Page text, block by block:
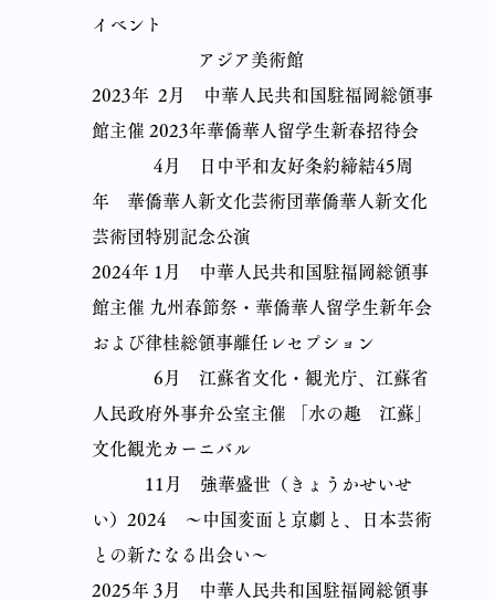
イベント
アジア美術館
2023年 2月 中華人民共和国駐福岡総領事
館主催 2023年華僑華人留学生新春招待会
4月 日中平和友好条約締結45周
年 華僑華人新文化芸術団華僑華人新文化
芸術団特別記念公演
2024年 1月 中華人民共和国駐福岡総領事
館主催 九州春節祭・華僑華人留学生新年会
および律桂総領事離任レセプション
6月 江蘇省文化・観光庁、江蘇省
人民政府外事弁公室主催 「水の趣 江蘇」
文化観光カーニバル
11月 強華盛世（きょうかせいせ
い）2024 〜中国変面と京劇と、日本芸術
との新たなる出会い〜
2025年 3月 中華人民共和国駐福岡総領事